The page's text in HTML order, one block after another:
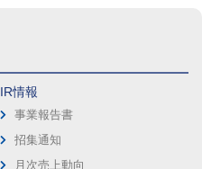
IR情報
事業報告書
招集通知
月次売上動向